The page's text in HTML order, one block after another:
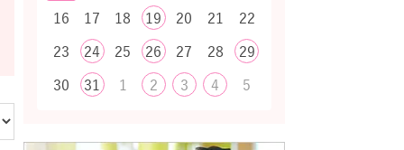
16
17 18 19 20 21
22
23
24 25 26 27 28
29
30
31 1 2 3 4 5